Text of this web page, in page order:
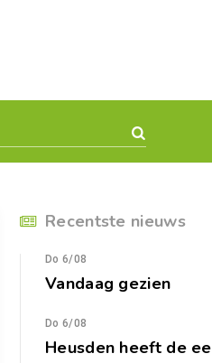
Recentste nieuws
Do 6/08
Vandaag gezien
Do 6/08
Heusden heeft de